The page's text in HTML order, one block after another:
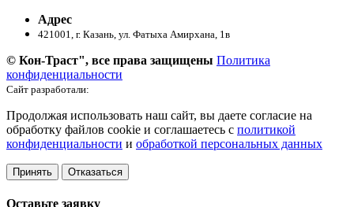
Адрес
421001, г. Казань, ул. ​Фатыха Амирхана, 1в
© Кон-Траст", все права защищены Политика
конфиденциальности
Сайт разработали:
Продолжая использовать наш сайт, вы даете согласие на
обработку файлов cookie и соглашаетесь с политикой
конфиденциальности и обработкой персональных данных
Принять Отказаться
Оставьте заявку